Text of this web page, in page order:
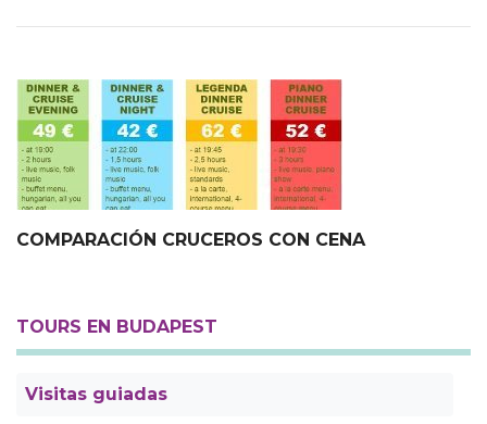
COMPARACIÓN CRUCEROS CON CENA
TOURS EN BUDAPEST
Visitas guiadas